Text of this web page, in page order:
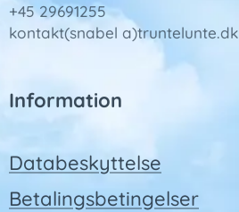
+45 29691255
kontakt(snabel a)truntelunte.dk
Information
Databeskyttelse
Betalingsbetingelser